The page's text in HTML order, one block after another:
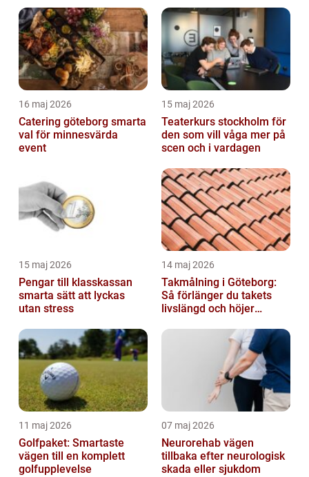
16 maj 2026
Catering göteborg smarta
val för minnesvärda
event
15 maj 2026
Teaterkurs stockholm för
den som vill våga mer på
scen och i vardagen
15 maj 2026
Pengar till klasskassan
smarta sätt att lyckas
utan stress
14 maj 2026
Takmålning i Göteborg:
Så förlänger du takets
livslängd och höjer
11 maj 2026
Golfpaket: Smartaste
vägen till en komplett
golfupplevelse
07 maj 2026
Neurorehab vägen
tillbaka efter neurologisk
skada eller sjukdom